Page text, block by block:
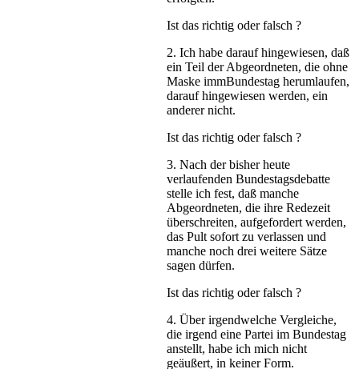
Ist das richtig oder falsch ?
2. Ich habe darauf hingewiesen, daß
ein Teil der Abgeordneten, die ohne
Maske immBundestag herumlaufen,
darauf hingewiesen werden, ein
anderer nicht.
Ist das richtig oder falsch ?
3. Nach der bisher heute
verlaufenden Bundestagsdebatte
stelle ich fest, daß manche
Abgeordneten, die ihre Redezeit
überschreiten, aufgefordert werden,
das Pult sofort zu verlassen und
manche noch drei weitere Sätze
sagen dürfen.
Ist das richtig oder falsch ?
4. Über irgendwelche Vergleiche,
die irgend eine Partei im Bundestag
anstellt, habe ich mich nicht
geäußert, in keiner Form.